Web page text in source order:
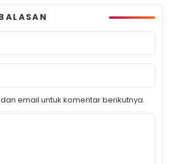
email untuk komentar berikutnya.